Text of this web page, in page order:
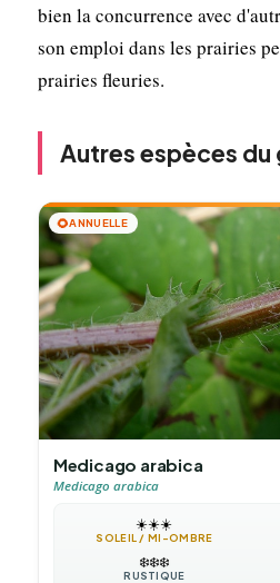
bien la concurrence avec
son emploi dans les prairies
prairies fleuries.
Autres espèces du
🌻ANNUELLE
Medicago arabica
Medicago arabica
☀️☀️☀️
SOLEIL / MI-OMBRE
❄️❄️❄️
RUSTIQUE